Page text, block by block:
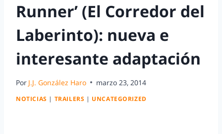
Runner’ (El Corredor del
Laberinto): nueva e
interesante adaptación
Por J.J. González Haro marzo 23, 2014
NOTICIAS | TRAILERS | UNCATEGORIZED